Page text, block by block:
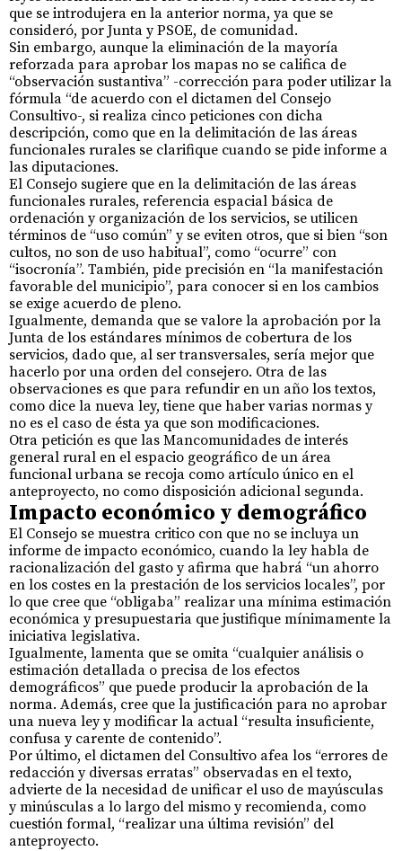
que se introdujera en la anterior norma, ya que se
consideró, por Junta y PSOE, de comunidad.
Sin embargo, aunque la eliminación de la mayoría
reforzada para aprobar los mapas no se califica de
“observación sustantiva” -corrección para poder utilizar la
fórmula “de acuerdo con el dictamen del Consejo
Consultivo-, si realiza cinco peticiones con dicha
descripción, como que en la delimitación de las áreas
funcionales rurales se clarifique cuando se pide informe a
las diputaciones.
El Consejo sugiere que en la delimitación de las áreas
funcionales rurales, referencia espacial básica de
ordenación y organización de los servicios, se utilicen
términos de “uso común” y se eviten otros, que si bien “son
cultos, no son de uso habitual”, como “ocurre” con
“isocronía”. También, pide precisión en “la manifestación
favorable del municipio”, para conocer si en los cambios
se exige acuerdo de pleno.
Igualmente, demanda que se valore la aprobación por la
Junta de los estándares mínimos de cobertura de los
servicios, dado que, al ser transversales, sería mejor que
hacerlo por una orden del consejero. Otra de las
observaciones es que para refundir en un año los textos,
como dice la nueva ley, tiene que haber varias normas y
no es el caso de ésta ya que son modificaciones.
Otra petición es que las Mancomunidades de interés
general rural en el espacio geográfico de un área
funcional urbana se recoja como artículo único en el
anteproyecto, no como disposición adicional segunda.
Impacto económico y demográfico
El Consejo se muestra critico con que no se incluya un
informe de impacto económico, cuando la ley habla de
racionalización del gasto y afirma que habrá “un ahorro
en los costes en la prestación de los servicios locales”, por
lo que cree que “obligaba” realizar una mínima estimación
económica y presupuestaria que justifique mínimamente la
iniciativa legislativa.
Igualmente, lamenta que se omita “cualquier análisis o
estimación detallada o precisa de los efectos
demográficos” que puede producir la aprobación de la
norma. Además, cree que la justificación para no aprobar
una nueva ley y modificar la actual “resulta insuficiente,
confusa y carente de contenido”.
Por último, el dictamen del Consultivo afea los “errores de
redacción y diversas erratas” observadas en el texto,
advierte de la necesidad de unificar el uso de mayúsculas
y minúsculas a lo largo del mismo y recomienda, como
cuestión formal, “realizar una última revisión” del
anteproyecto.